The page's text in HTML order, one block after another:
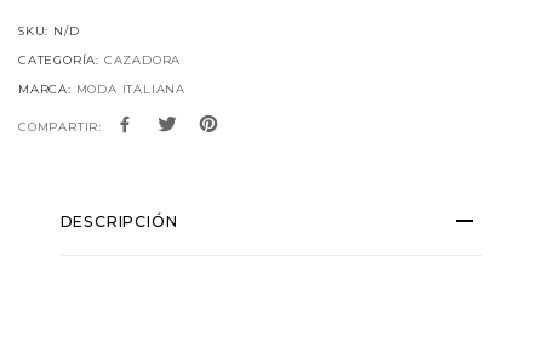
SKU: N/D
CATEGORÍA: CAZADORA
MARCA: MODA ITALIANA
COMPARTIR:
DESCRIPCIÓN